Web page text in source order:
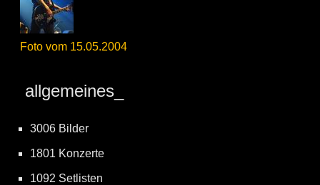
Foto vom 15.05.2004
allgemeines_
3006 Bilder
1801 Konzerte
1092 Setlisten